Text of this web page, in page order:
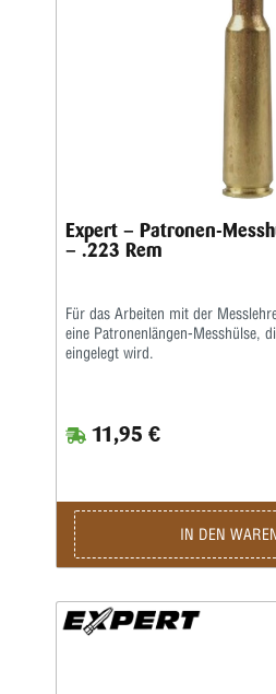
Expert – Patronen-
– .223 Rem
Für das Arbeiten mit der
eine Patronenlängen-Messhülse,
eingelegt wird.
11,95 €
IN DEN